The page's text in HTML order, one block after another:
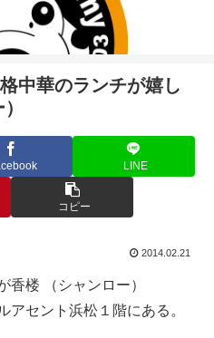
中華のランチが嬉し
LINE
コピー
2014.02.21
香楼 （シャンロー）
アセント浜松１階にある。